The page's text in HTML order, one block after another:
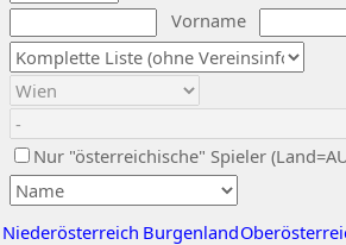
Vorname
Nur "österreichische" Spieler
Niederösterreich Burgenland